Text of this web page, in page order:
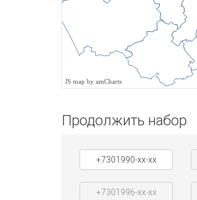
JS map by amCharts
Продолжить набор
+7301990-xx-xx
+7301996-xx-xx